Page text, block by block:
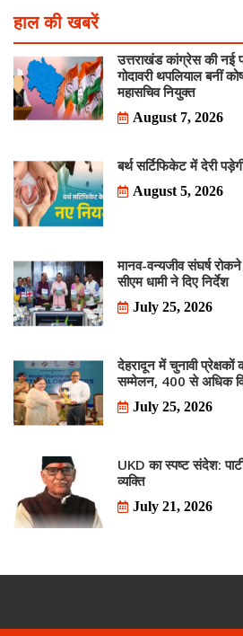
हाल की खबरें
उत्तराखंड कांग्रेस की नई
गोदावरी थपलियाल बनीं
महासचिव नियुक्त
August 7, 2026
बर्थ सर्टिफिकेट में देरी
August 5, 2026
मानव-वन्यजीव संघर्ष
सीएम धामी ने दिए निर्देश
July 25, 2026
देहरादून में चुनावी प्रेक्षकों
सम्मेलन, 400 से अधिक
July 25, 2026
UKD का स्पष्ट संदेश:
व्यक्ति
July 21, 2026